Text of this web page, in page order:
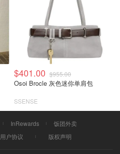
$401.00 $955.00
Osoi Brocle 灰色迷你单肩包
SSENSE
InRewards
饭团外卖
用户协议 版权声明